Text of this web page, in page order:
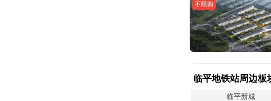
不限购
临平地铁站周边板
临平新城